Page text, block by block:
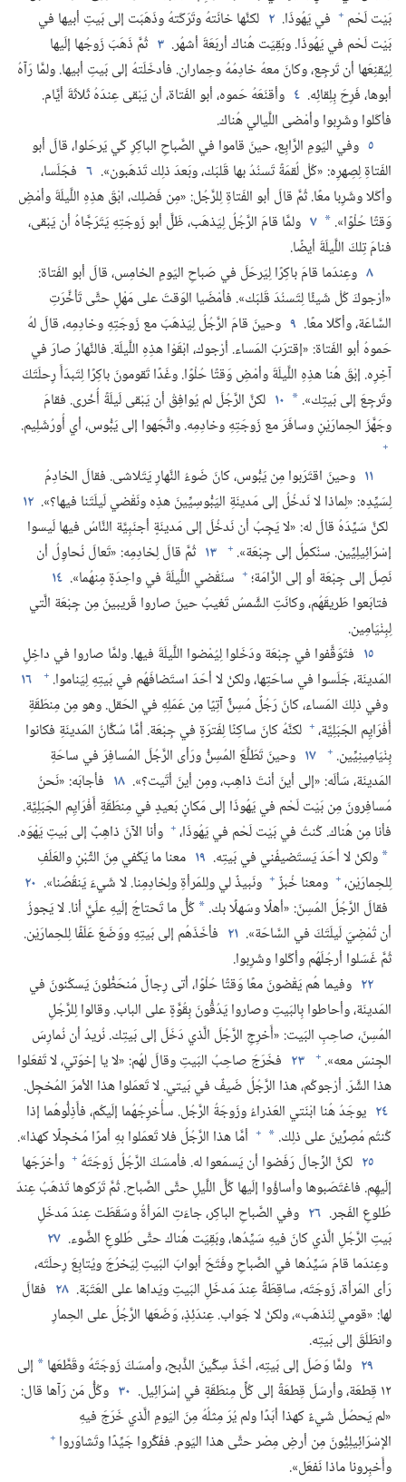
بَيْت لَحْم + في يَهُوذَا.‏ ٢ لكنَّها خانَتهُ وتَرَكَتهُ وذَهَبَت إلى بَيتِ أبيها في
بَيْت لَحْم في يَهُوذَا.‏ وبَقِيَت هُناك أربَعَةَ أشهُر.‏ ٣ ثُمَّ ذَهَبَ زَوجُها إلَيها
لِيُقنِعَها أن تَرجِع،‏ وكانَ معهُ خادِمُهُ وحِماران.‏ فأدخَلَتهُ إلى بَيتِ أبيها.‏ ولمَّا رَآهُ
أبوها،‏ فَرِحَ بِلِقائِه.‏ ٤ وأقنَعَهُ حَموه،‏ أبو الفَتاة،‏ أن يَبْقى عِندَهُ ثَلاثَةَ أيَّام.‏
فأكَلوا وشَرِبوا وأمْضى اللَّيالي هُناك.‏
٥ وفي اليَومِ الرَّابِع،‏ حينَ قاموا في الصَّباحِ الباكِرِ كَي يَرحَلوا،‏ قالَ أبو
الفَتاةِ لِصِهرِه:‏ «كُلْ لُقمَةً تَسنُدُ بها قَلبَك،‏ وبَعدَ ذلِك تَذهَبون».‏ ٦ فجَلَسا،‏
وأكَلا وشَرِبا معًا.‏ ثُمَّ قالَ أبو الفَتاةِ لِلرَّجُل:‏ «مِن فَضلِك،‏ ابْقَ هذِهِ اللَّيلَةَ وأمْضِ
وَقتًا حُلْوًا».‏ * ٧ ولمَّا قامَ الرَّجُلُ لِيَذهَب،‏ ظَلَّ أبو زَوجَتِهِ يَتَرَجَّاهُ أن يَبْقى،‏
فنامَ تِلكَ اللَّيلَةَ أيضًا.‏
٨ وعِندَما قامَ باكِرًا لِيَرحَلَ في صَباحِ اليَومِ الخامِس،‏ قالَ أبو الفَتاة:‏
«أرْجوكَ كُلْ شَيئًا لِتَسنُدَ قَلبَك».‏ فأمْضَيا الوَقتَ على مَهْلٍ حتَّى تَأخَّرَتِ
السَّاعَة،‏ وأكَلا معًا.‏ ٩ وحينَ قامَ الرَّجُلُ لِيَذهَبَ مع زَوجَتِهِ وخادِمِه،‏ قالَ لهُ
حَموهُ أبو الفَتاة:‏ «إقترَبَ المَساء.‏ أرْجوك،‏ ابْقَوْا هذِهِ اللَّيلَة.‏ فالنَّهارُ صارَ في
آخِرِه.‏ إبْقَ هُنا هذِهِ اللَّيلَةَ وأمْضِ وَقتًا حُلْوًا.‏ وغَدًا تَقومونَ باكِرًا لِتَبدَأَ رِحلَتَكَ
وتَرجِعَ إلى بَيتِك».‏ * ١٠ لكنَّ الرَّجُلَ لم يُوافِقْ أن يَبْقى لَيلَةً أُخْرى.‏ فقامَ
وجَهَّزَ الحِمارَيْنِ وسافَرَ مع زَوجَتِهِ وخادِمِه.‏ واتَّجَهوا إلى يَبُّوس،‏ أي أُورُشَلِيم.‏
+
١١ وحينَ اقتَرَبوا مِن يَبُّوس،‏ كانَ ضَوءُ النَّهارِ يَتَلاشى.‏ فقالَ الخادِمُ
لِسَيِّدِه:‏ «لِماذا لا نَدخُلُ إلى مَدينَةِ اليَبُّوسِيِّينَ هذِه ونَقْضي لَيلَتَنا فيها؟‏».‏ ١٢
لكنَّ سَيِّدَهُ قالَ له:‏ «لا يَجِبُ أن نَدخُلَ إلى مَدينَةٍ أجنَبِيَّة النَّاسُ فيها لَيسوا
إسْرَائِيلِيِّين.‏ سنُكمِلُ إلى جِبْعَة».‏ + ١٣ ثُمَّ قالَ لِخادِمِه:‏ «تَعالَ نُحاوِلُ أن
نَصِلَ إلى جِبْعَة أو إلى الرَّامَة؛‏ + سنَقْضي اللَّيلَةَ في واحِدَةٍ مِنهُما».‏ ١٤
فتابَعوا طَريقَهُم،‏ وكانَتِ الشَّمسُ تَغيبُ حينَ صاروا قَريبينَ مِن جِبْعَة الَّتي
لِبِنْيَامِين.‏
١٥ فتَوَقَّفوا في جِبْعَة ودَخَلوا لِيُمْضوا اللَّيلَةَ فيها.‏ ولمَّا صاروا في داخِلِ
المَدينَة،‏ جَلَسوا في ساحَتِها،‏ ولكنْ لا أحَدَ استَضافَهُم في بَيتِهِ لِيَناموا.‏ +
١٦
وفي ذلِكَ المَساء،‏ كانَ رَجُلٌ مُسِنٌّ آتِيًا مِن عَمَلِهِ في الحَقل.‏ وهو مِن مِنطَقَةِ
أَفْرَايِم الجَبَلِيَّة،‏ + لكنَّهُ كانَ ساكِنًا لِفَترَةٍ في جِبْعَة.‏ أمَّا سُكَّانُ المَدينَةِ فكانوا
بِنْيَامِينِيِّين.‏ + ١٧ وحينَ تَطَلَّعَ المُسِنُّ ورَأى الرَّجُلَ المُسافِرَ في ساحَةِ
المَدينَة،‏ سَألَه:‏ «إلى أينَ أنتَ ذاهِب،‏ ومِن أينَ أتَيت؟‏».‏ ١٨ فأجابَه:‏ «نَحنُ
مُسافِرونَ مِن بَيْت لَحْم في يَهُوذَا إلى مَكانٍ بَعيدٍ في مِنطَقَةِ أَفْرَايِم الجَبَلِيَّة.‏
فأنا مِن هُناك.‏ كُنتُ في بَيْت لَحْم في يَهُوذَا،‏ + وأنا الآنَ ذاهِبٌ إلى بَيتِ يَهْوَه.‏
* ولكنْ لا أحَدَ يَستَضيفُني في بَيتِه.‏ ١٩ معنا ما يَكْفي مِنَ التِّبْنِ والعَلَفِ
لِلحِمارَيْن،‏ + ومعنا خُبزٌ + ونَبيذٌ لي ولِلمَرأةِ ولِخادِمِنا.‏ لا شَيءَ يَنقُصُنا».‏ ٢٠
فقالَ الرَّجُلُ المُسِنّ:‏ «أهلًا وسَهلًا بك.‏ * كُلُّ ما تَحتاجُ إلَيهِ علَيَّ أنا.‏ لا يَجوزُ
أن تُمْضِيَ لَيلَتَكَ في السَّاحَة».‏ ٢١ فأخَذَهُم إلى بَيتِهِ ووَضَعَ عَلَفًا لِلحِمارَيْن.‏
ثُمَّ غَسَلوا أرجُلَهُم وأكَلوا وشَرِبوا.‏
٢٢ وفيما هُم يَقْضونَ معًا وَقتًا حُلْوًا،‏ أتى رِجالٌ مُنحَطُّونَ يَسكُنونَ في
المَدينَة،‏ وأحاطوا بِالبَيتِ وصاروا يَدُقُّونَ بِقُوَّةٍ على الباب.‏ وقالوا لِلرَّجُلِ
المُسِنّ،‏ صاحِبِ البَيت:‏ «أَخرِجِ الرَّجُلَ الَّذي دَخَلَ إلى بَيتِك.‏ نُريدُ أن نُمارِسَ
الجِنسَ معه».‏ + ٢٣ فخَرَجَ صاحِبُ البَيتِ وقالَ لهُم:‏ «لا يا إخوَتي،‏ لا تَفعَلوا
هذا الشَّرّ.‏ أرْجوكُم،‏ هذا الرَّجُلُ ضَيفٌ في بَيتي.‏ لا تَعمَلوا هذا الأمرَ المُخجِل.‏
٢٤ يوجَدُ هُنا ابْنَتي العَذراءُ وزَوجَةُ الرَّجُل.‏ سأُخرِجُهُما إلَيكُم،‏ فأَذِلُّوهُما إذا
كُنتُم مُصِرِّينَ على ذلِك.‏ *
+ أمَّا هذا الرَّجُلُ فلا تَعمَلوا بهِ أمرًا مُخجِلًا كهذا».‏
٢٥ لكنَّ الرِّجالَ رَفَضوا أن يَسمَعوا له.‏ فأمسَكَ الرَّجُلُ زَوجَتَهُ + وأخرَجَها
إلَيهِم.‏ فاغتَصَبوها وأساؤُوا إلَيها كُلَّ اللَّيلِ حتَّى الصَّباح.‏ ثُمَّ تَرَكوها تَذهَبُ عِندَ
طُلوعِ الفَجر.‏ ٢٦ وفي الصَّباحِ الباكِر،‏ جاءَتِ المَرأةُ وسَقَطَت عِندَ مَدخَلِ
بَيتِ الرَّجُلِ الَّذي كانَ فيهِ سَيِّدُها،‏ وبَقِيَت هُناك حتَّى طُلوعِ الضَّوء.‏ ٢٧
وعِندَما قامَ سَيِّدُها في الصَّباحِ وفَتَحَ أبوابَ البَيتِ لِيَخرُجَ ويُتابِعَ رِحلَتَه،‏
رَأى المَرأة،‏ زَوجَتَه،‏ ساقِطَةً عِندَ مَدخَلِ البَيتِ ويَداها على العَتَبَة.‏ ٢٨ فقالَ
لها:‏ «قومي لِنَذهَب»،‏ ولكنْ لا جَواب.‏ عِندَئِذٍ،‏ وَضَعَها الرَّجُلُ على الحِمارِ
وانطَلَقَ إلى بَيتِه.‏
٢٩ ولمَّا وَصَلَ إلى بَيتِه،‏ أخَذَ سِكِّينَ الذَّبح،‏ وأمسَكَ زَوجَتَهُ وقَطَّعَها * إلى
١٢ قِطعَة،‏ وأرسَلَ قِطعَةً إلى كُلِّ مِنطَقَةٍ في إسْرَائِيل.‏
٣٠ وكُلُّ مَن رَآها قال:‏
«لم يَحصُلْ شَيءٌ كهذا أبَدًا ولم يُرَ مِثلُهُ مِنَ اليَومِ الَّذي خَرَجَ فيهِ
الإسْرَائِيلِيُّونَ مِن أرضِ مِصْر حتَّى هذا اليَوم.‏ ففَكِّروا جَيِّدًا وتَشاوَروا +
وأَخبِرونا ماذا نَفعَل».‏